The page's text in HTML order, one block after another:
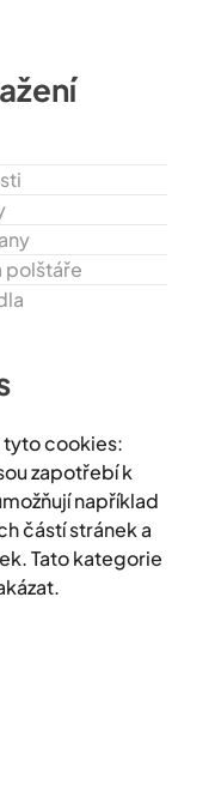
polštáře
tyto cookies:
zapotřebí k
například
částí stránek a
Tato kategorie